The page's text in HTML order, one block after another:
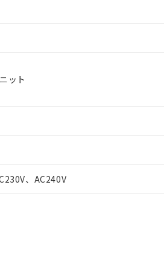
ット
、AC240V